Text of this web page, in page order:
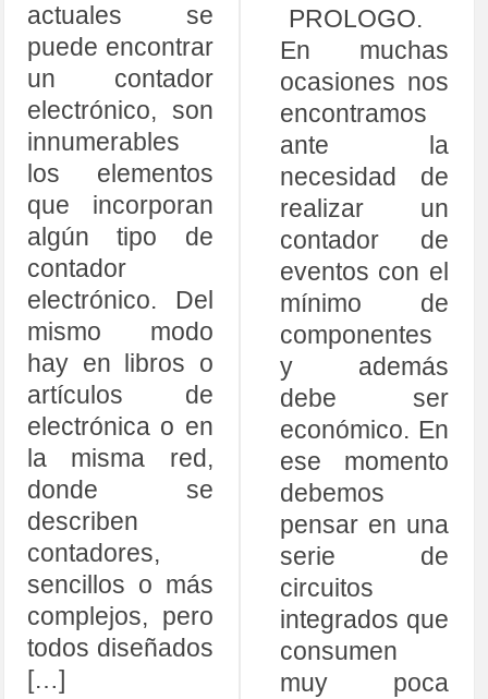
actuales se
puede encontrar
un contador
electrónico, son
innumerables
los elementos
que incorporan
algún tipo de
contador
electrónico. Del
mismo modo
hay en libros o
artículos de
electrónica o en
la misma red,
donde se
describen
contadores,
sencillos o más
complejos, pero
todos diseñados
[…]
PROLOGO.
En muchas
ocasiones nos
encontramos
ante la
necesidad de
realizar un
contador de
eventos con el
mínimo de
componentes
y además
debe ser
económico. En
ese momento
debemos
pensar en una
serie de
circuitos
integrados que
consumen
muy poca